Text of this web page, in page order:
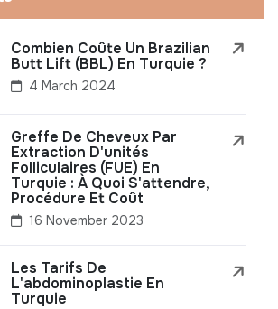
Combien Coûte Un Brazilian
Butt Lift (BBL) En Turquie ?
4 March 2024
Greffe De Cheveux Par
Extraction D'unités
Folliculaires (FUE) En
Turquie : À Quoi S'attendre,
Procédure Et Coût
16 November 2023
Les Tarifs De
L'abdominoplastie En
Turquie